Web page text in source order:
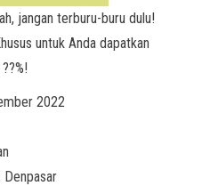
jangan terburu-buru dulu!
untuk Anda dapatkan
2022
Denpasar